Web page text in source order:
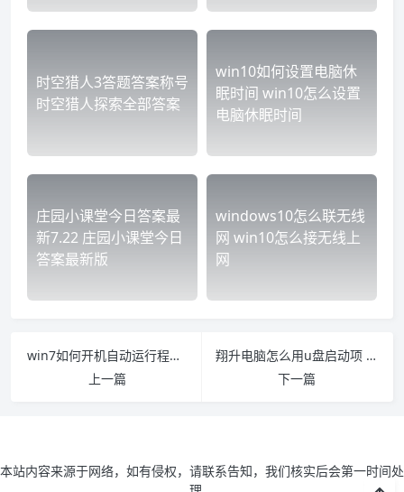
时空猎人3答题答案称号
时空猎人探索全部答案
win10如何设置电脑休
眠时间 win10怎么设置
电脑休眠时间
庄园小课堂今日答案最
新7.22 庄园小课堂今日
答案最新版
windows10怎么联无线
网 win10怎么接无线上
网
win7如何开机自动运行程序设置 win7如何设置开机自动运行某个程序
上一篇
翔升电脑怎么用u盘启动项 翔升主板怎么进入bios后如何设置U盘启动项
下一篇
本站内容来源于网络，如有侵权，请联系告知，我们核实后会第一时间处